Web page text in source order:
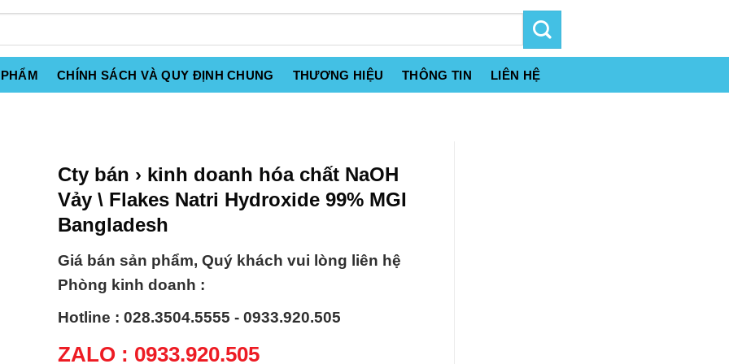
CHÍNH SÁCH VÀ QUY ĐỊNH CHUNG THƯƠNG HIỆU THÔNG TIN LIÊN HỆ
Cty bán › kinh doanh hóa chất NaOH
Vảy \ Flakes Natri Hydroxide 99% MGI
Bangladesh
Giá bán sản phẩm, Quý khách vui lòng liên hệ
Phòng kinh doanh :
Hotline : 028.3504.5555 - 0933.920.505
ZALO : 0933.920.505